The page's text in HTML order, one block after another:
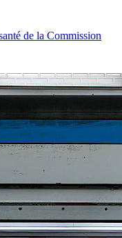
de la Commission